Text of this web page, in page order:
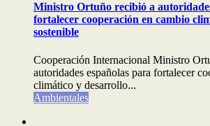
Ministro Ortuño recibió a
fortalecer cooperación en cambio
sostenible
Cooperación Internacional Ministro
autoridades españolas para fortalecer
climático y desarrollo...
Ambientales